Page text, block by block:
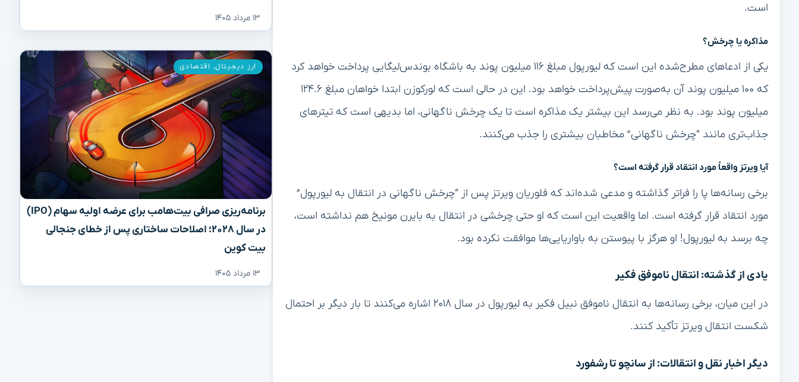
۱۳ مرداد ۱۴۰۵
برنامه‌ریزی صرافی بیت‌هامب برای عرضه اولیه سهام (IPO)
در سال ۲۰۲۸؛ اصلاحات ساختاری پس از خطای جنجالی
بیت کوین
۱۳ مرداد ۱۴۰۵
ارز دیجیتال, اقتصادی
است.
مذاکره یا چرخش؟
یکی از ادعاهای مطرح‌شده این است که لیورپول مبلغ ۱۱۶ میلیون پوند به باشگاه بوندس‌لیگایی پرداخت خواهد کرد
که ۱۰۰ میلیون پوند آن به‌صورت پیش‌پرداخت خواهد بود. این در حالی است که لورکوزن ابتدا خواهان مبلغ ۱۲۴.۶
میلیون پوند بود. به نظر می‌رسد این بیشتر یک مذاکره است تا یک چرخش ناگهانی، اما بدیهی است که تیترهای
جذاب‌تری مانند “چرخش ناگهانی” مخاطبان بیشتری را جذب می‌کنند.
آیا ویرتز واقعاً مورد انتقاد قرار گرفته است؟
برخی رسانه‌ها پا را فراتر گذاشته و مدعی شده‌اند که فلوریان ویرتز پس از “چرخش ناگهانی در انتقال به لیورپول”
مورد انتقاد قرار گرفته است. اما واقعیت این است که او حتی چرخشی در انتقال به بایرن مونیخ هم نداشته است،
چه برسد به لیورپول! او هرگز با پیوستن به باواریایی‌ها موافقت نکرده بود.
یادی از گذشته: انتقال ناموفق فکیر
در این میان، برخی رسانه‌ها به انتقال ناموفق نبیل فکیر به لیورپول در سال ۲۰۱۸ اشاره می‌کنند تا بار دیگر بر احتمال
شکست انتقال ویرتز تأکید کنند.
دیگر اخبار نقل و انتقالات: از سانچو تا رشفورد